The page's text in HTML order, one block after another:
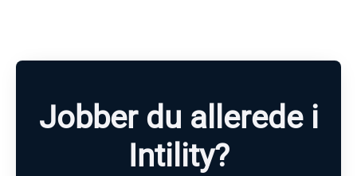
Jobber du allerede i
Intility?